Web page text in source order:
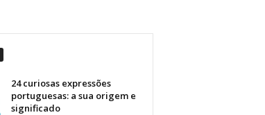
24 curiosas expressões
portuguesas: a sua origem e
significado